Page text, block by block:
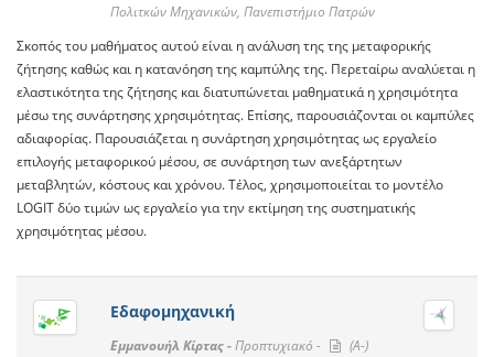
Πολιτκών Μηχανικών, Πανεπιστήμιο Πατρών
Σκοπός του μαθήματος αυτού είναι η ανάλυση της της μεταφορικής
ζήτησης καθώς και η κατανόηση της καμπύλης της. Περεταίρω αναλύεται η
ελαστικότητα της ζήτησης και διατυπώνεται μαθηματικά η χρησιμότητα
μέσω της συνάρτησης χρησιμότητας. Επίσης, παρουσιάζονται οι καμπύλες
αδιαφορίας. Παρουσιάζεται η συνάρτηση χρησιμότητας ως εργαλείο
επιλογής μεταφορικού μέσου, σε συνάρτηση των ανεξάρτητων
μεταβλητών, κόστους και χρόνου. Τέλος, χρησιμοποιείται το μοντέλο
LOGIT δύο τιμών ως εργαλείο για την εκτίμηση της συστηματικής
χρησιμότητας μέσου.
Εδαφομηχανική
Εμμανουήλ Κίρτας -Προπτυχιακό -
(A-)